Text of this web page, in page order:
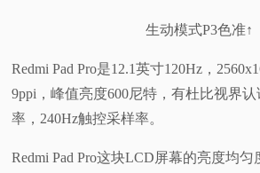
生动模式P3色准↑
Redmi Pad Pro是12.1英寸120Hz，
9ppi，峰值亮度600尼特，有杜比视界
率，240Hz触控采样率。
Redmi Pad Pro这块LCD屏幕的亮度均匀